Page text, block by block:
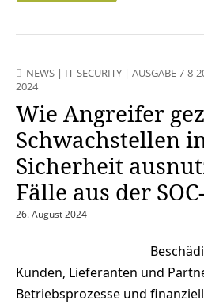
NEWS | IT-SECURITY | AUSGABE 7-8-
2024
Wie Angreifer
Schwachstellen
Sicherheit
Fälle aus der
26. August 2024
Kunden, Lieferanten und
Betriebsprozesse und